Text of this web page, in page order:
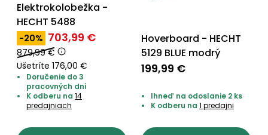
Elektrokolobežka -
HECHT 5488
-20% 703,99 €
879,99 €
Ušetríte 176,00 €
Doručenie do 3
pracovných dní
K odberu na 14
predajniach
Hoverboard - HECHT
5129 BLUE modrý
199,99 €
Ihneď na odoslanie 2 ks
K odberu na 1 predajni